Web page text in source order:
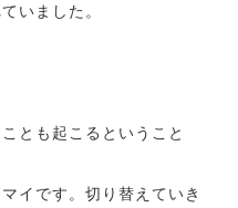
いました。
とも起こるということ
イです。切り替えていき